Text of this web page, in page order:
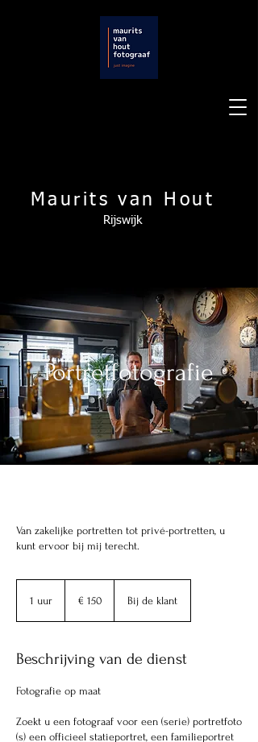
Maurits van Hout
Rijswijk
Portretfotografie
Van zakelijke portretten tot privé-portretten, u
kunt ervoor bij mij terecht.
1 uur € 150 Bij de klant
Beschrijving van de dienst
Fotografie op maat
Zoekt u een fotograaf voor een (serie) portretfoto
(s) een officieel statieportret, een familieportret